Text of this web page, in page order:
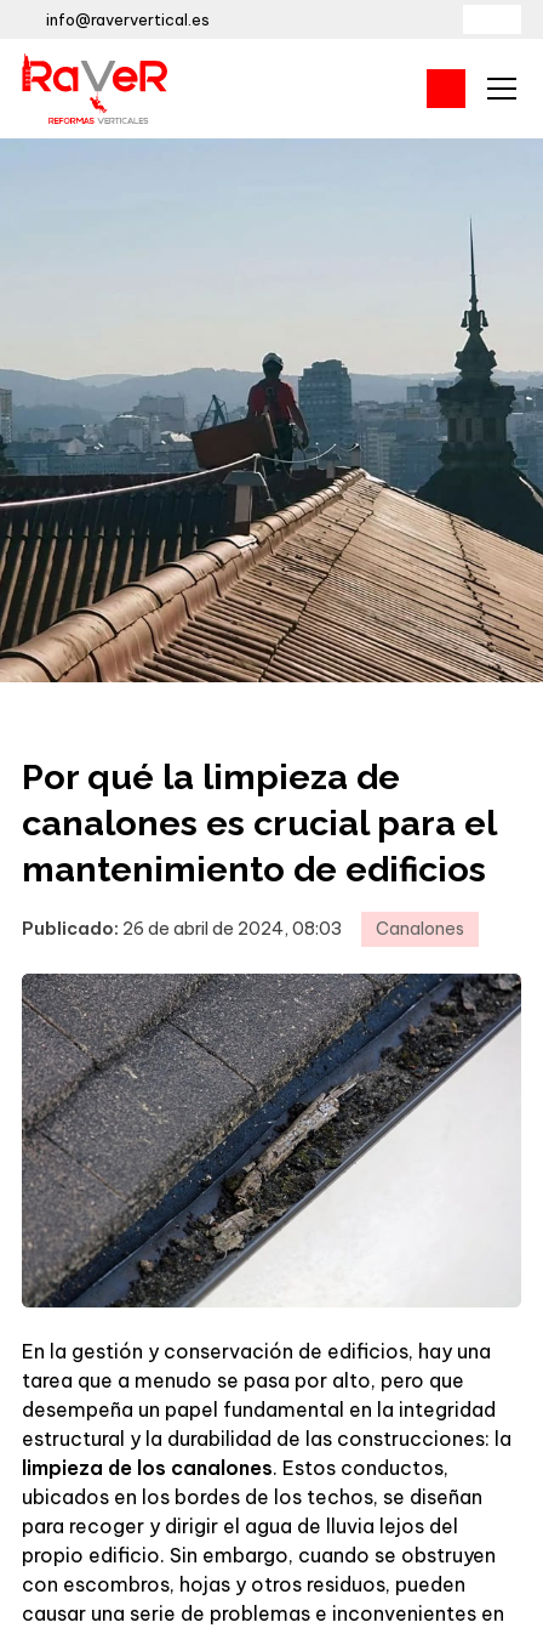
info@raververtical.es
Por qué la limpieza de
canalones es crucial para el
mantenimiento de edificios
Publicado: 26 de abril de 2024, 08:03 Canalones
En la gestión y conservación de edificios, hay una
tarea que a menudo se pasa por alto, pero que
desempeña un papel fundamental en la integridad
estructural y la durabilidad de las construcciones: la
limpieza de los canalones. Estos conductos,
ubicados en los bordes de los techos, se diseñan
para recoger y dirigir el agua de lluvia lejos del
propio edificio. Sin embargo, cuando se obstruyen
con escombros, hojas y otros residuos, pueden
causar una serie de problemas e inconvenientes en